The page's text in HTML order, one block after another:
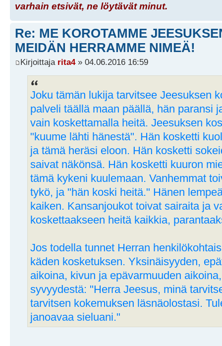
varhain etsivät, ne löytävät minut.
Re: ME KOROTAMME
MEIDÄN HERRAMME NIMEÄ!
Kirjoittaja rita4» 04.06.2016 16:59
Joku tämän lukija tarvitsee Jeesuksen
palveli täällä maan päällä, hän paransi
vain koskettamalla heitä. Jeesuksen
"kuume lähti hänestä". Hän kosketti
ja tämä heräsi eloon. Hän kosketti
saivat näkönsä. Hän kosketti kuuron
tämä kykeni kuulemaan. Vanhemmat
tykö, ja "hän koski heitä." Hänen
kaiken. Kansanjoukot toivat sairaita ja
koskettaakseen heitä kaikkia,
Jos todella tunnet Herran
käden kosketuksen. Yksinäisyyden,
aikoina, kivun ja epävarmuuden
syvyydestä: "Herra Jeesus, minä
tarvitsen kokemuksen läsnäolostasi.
janoavaa sieluani."